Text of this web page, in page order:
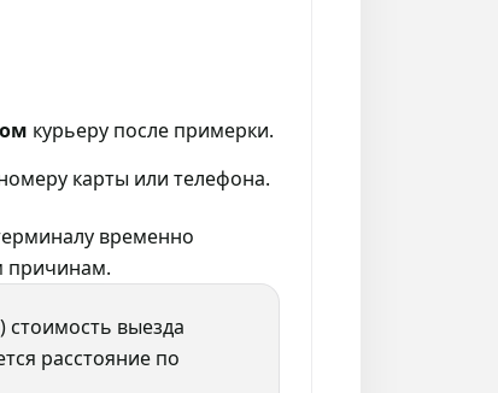
курьеру после примерки.
карты или телефона.
временно
причинам.
стоимость выезда
расстояние по